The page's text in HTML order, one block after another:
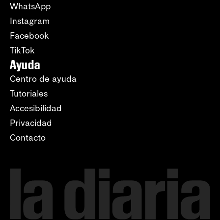
WhatsApp
Instagram
Facebook
TikTok
Ayuda
Centro de ayuda
Tutoriales
Accesibilidad
Privacidad
Contacto